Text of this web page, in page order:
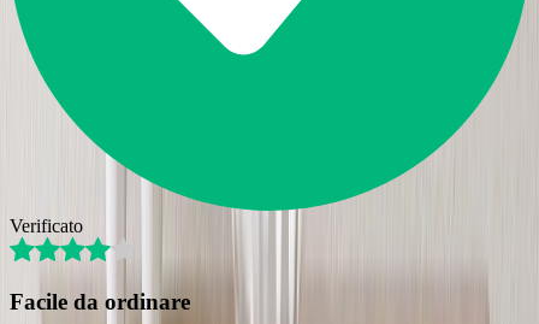
Verificato
Facile da ordinare